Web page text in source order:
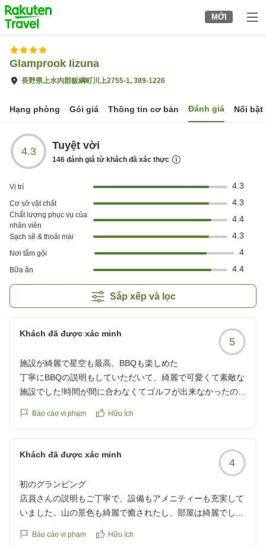
to
top
page
MỚI
Glamprook Iizuna
長野県上水内郡飯綱町川上2755-1, 389-1226
Hạng phòng Gói giá Thông tin cơ bản Đánh giá Nổi bật
4.3 Tuyệt vời
146 đánh giá từ khách đã xác thực
Vị trí 4.3
Cơ sở vật chất 4.3
Chất lượng phục vụ của
nhân viên
4.4
Sạch sẽ & thoải mái 4.3
Nơi tắm gội 4
Bữa ăn 4.4
Sắp xếp và lọc
Khách đã được xác minh
5
施設が綺麗で星空も最高、BBQも楽しめた
丁寧にBBQの説明もしていただいて、綺麗で可愛くて素敵な
施設でした!時間が間に合わなくてゴルフが出来なかったのが
部屋にコーヒー豆とコーヒーセットがあったのもとてもよか
https://review.travel.rakuten.co.jp/hotel/voice/180522?
Báo cáo vi phạm Hữu ích
Khách đã được xác minh
4
初のグランピング
店員さんの説明もご丁寧で、設備もアメニティーも充実して
いました。山の景色も綺麗で癒されたし、部屋は綺麗でし
でした。トイレは部屋に付いていないので、夜中のトイレは
Báo cáo vi phạm Hữu ích